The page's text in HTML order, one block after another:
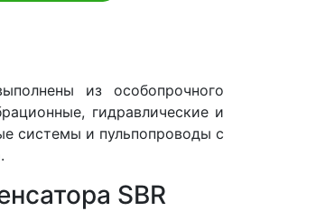
из особопрочного
гидравлические и
системы и пульпопроводы с
SBR